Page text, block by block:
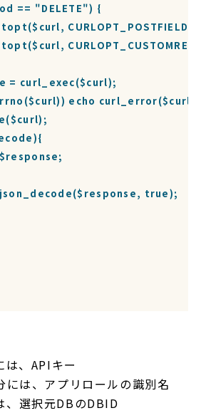
== "DELETE") {
= curl_exec($curl);
echo curl_error($curl);
$response;
json_decode($response, true);
は、APIキー
には、アプリロールの識別名
、選択元DBのDBID